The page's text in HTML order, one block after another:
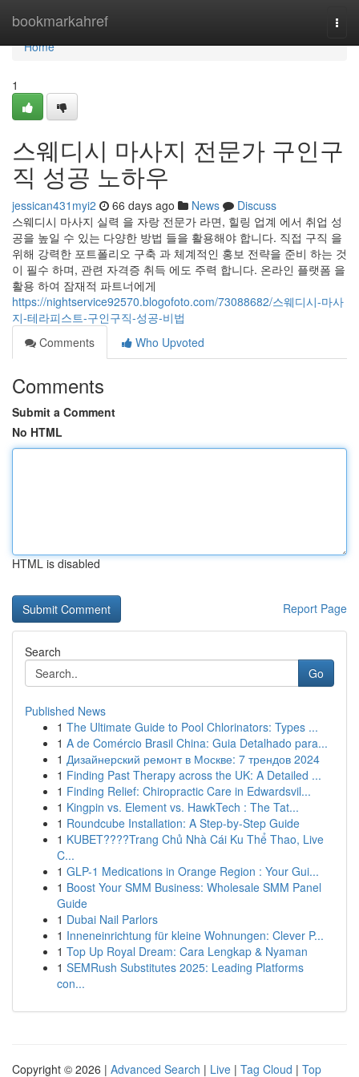
bookmarkahref
Home
Home
1
스웨디시 마사지 전문가 구인구
직 성공 노하우
jessican431myi2 66 days ago News
Discuss
스웨디시 마사지 실력 을 자랑 전문가 라면, 힐링 업계 에서 취업 성
공을 높일 수 있는 다양한 방법 들을 활용해야 합니다. 직접 구직 을
위해 강력한 포트폴리오 구축 과 체계적인 홍보 전략을 준비 하는 것
이 필수 하며, 관련 자격증 취득 에도 주력 합니다. 온라인 플랫폼 을
활용 하여 잠재적 파트너에게
https://nightservice92570.blogofoto.com/73088682/스웨디시-마사
지-테라피스트-구인구직-성공-비법
Comments
Who Upvoted
Comments
Submit a Comment
No HTML
HTML is disabled
Report Page
Search
Go
Published News
1 The Ultimate Guide to Pool Chlorinators: Types ...
1 A de Comércio Brasil China: Guia Detalhado para...
1 Дизайнерский ремонт в Москве: 7 трендов 2024
1 Finding Past Therapy across the UK: A Detailed ...
1 Finding Relief: Chiropractic Care in Edwardsvil...
1 Kingpin vs. Element vs. HawkTech : The Tat...
1 Roundcube Installation: A Step-by-Step Guide
1 KUBET????️Trang Chủ Nhà Cái Ku Thể Thao, Live
C...
1 GLP-1 Medications in Orange Region : Your Gui...
1 Boost Your SMM Business: Wholesale SMM Panel
Guide
1 Dubai Nail Parlors
1 Inneneinrichtung für kleine Wohnungen: Clever P...
1 Top Up Royal Dream: Cara Lengkap & Nyaman
1 SEMRush Substitutes 2025: Leading Platforms
con...
Copyright © 2026 | Advanced Search | Live | Tag Cloud | Top